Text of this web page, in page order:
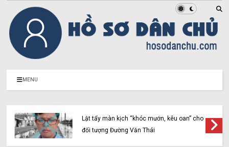
MENU
Lật tẩy màn kịch “khóc mướn, kêu oan” cho
đối tượng Đường Văn Thái